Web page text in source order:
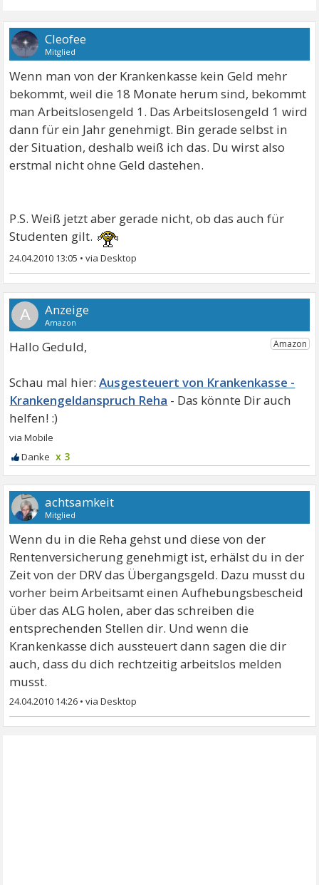
Cleofee
Mitglied
Wenn man von der Krankenkasse kein Geld mehr
bekommt, weil die 18 Monate herum sind, bekommt
man Arbeitslosengeld 1. Das Arbeitslosengeld 1 wird
dann für ein Jahr genehmigt. Bin gerade selbst in
der Situation, deshalb weiß ich das. Du wirst also
erstmal nicht ohne Geld dastehen.
P.S. Weiß jetzt aber gerade nicht, ob das auch für
Studenten gilt.
24.04.2010 13:05 •
A
Hallo Geduld,
Ausgesteuert von Krankenkasse -
Krankengeldanspruch Reha
x 3
achtsamkeit
Mitglied
Wenn du in die Reha gehst und diese von der
Rentenversicherung genehmigt ist, erhälst du in der
Zeit von der DRV das Übergangsgeld. Dazu musst du
vorher beim Arbeitsamt einen Aufhebungsbescheid
über das ALG holen, aber das schreiben die
entsprechenden Stellen dir. Und wenn die
Krankenkasse dich aussteuert dann sagen die dir
auch, dass du dich rechtzeitig arbeitslos melden
musst.
24.04.2010 14:26 •